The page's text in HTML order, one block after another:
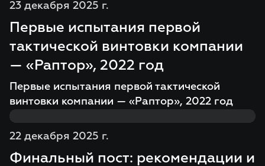
23 декабря 2025 г.
Первые испытания первой
тактической винтовки компании
— «Раптор», 2022 год
Первые испытания первой тактической
винтовки компании — «Раптор», 2022 год
22 декабря 2025 г.
Финальный пост: рекомендации и